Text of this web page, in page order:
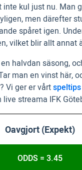
inte kul just nu. Man
men därefter
spåret igen.
vilket blir allt annat
halvdan säsong,
man en vinst här,
Vi ger er vårtspeltips
streama IFK
Oavgjort (Expekt)
ODDS = 3.45